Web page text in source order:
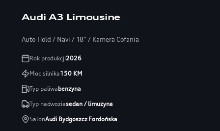
Audi A3 Limousine
Auto Hold / Navi / 18” / Kamera Cofania
Rok produkcji2026
Moc silnika150KM
Typ paliwabenzyna
Typ nadwoziasedan / limuzyna
SalonAudi Bydgoszcz Fordońska